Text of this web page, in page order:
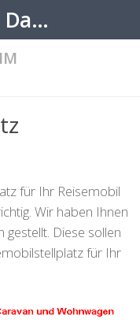
Wohnmobil Stellplatz Datenbank
für Ihr Reisemobil
Wir haben Ihnen
gestellt. Diese sollen
für Ihr